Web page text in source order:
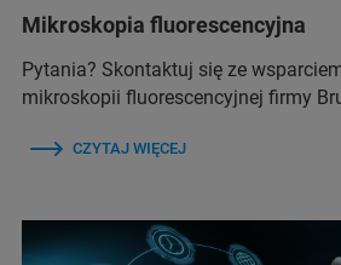
Mikroskopia fluorescencyjna
Pytania? Skontaktuj się ze
mikroskopii fluorescencyjnej firmy
CZYTAJ WIĘCEJ